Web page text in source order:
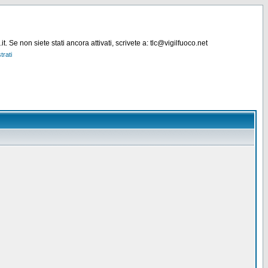
Se non siete stati ancora attivati, scrivete a: tlc@vigilfuoco.net